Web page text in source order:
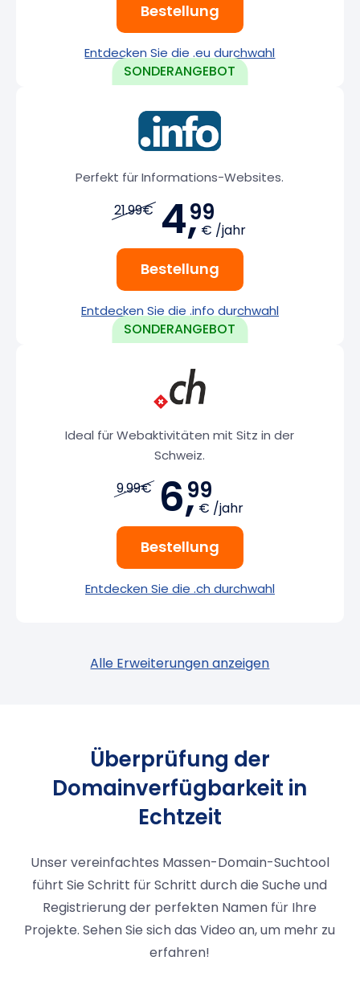
Bestellung
Entdecken Sie die .eu durchwahl
Perfekt für Informations-Websites.
21.99€ 4,99
€ /jahr
Bestellung
Entdecken Sie die .info durchwahl
Ideal für Webaktivitäten mit Sitz in der
Schweiz.
9.99€ 6,99
€ /jahr
Bestellung
Entdecken Sie die .ch durchwahl
Alle Erweiterungen anzeigen
Überprüfung der
Domainverfügbarkeit in
Echtzeit
Unser vereinfachtes Massen-Domain-Suchtool
führt Sie Schritt für Schritt durch die Suche und
Registrierung der perfekten Namen für Ihre
Projekte. Sehen Sie sich das Video an, um mehr zu
erfahren!